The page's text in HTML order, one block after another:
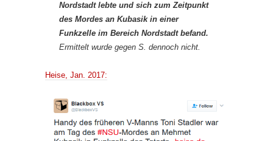
Nordstadt lebte und sich zum Zeitpunkt
des Mordes an Kubasik in einer
Funkzelle im Bereich Nordstadt befand.
Ermittelt wurde gegen S. dennoch nicht.
Heise, Jan. 2017: